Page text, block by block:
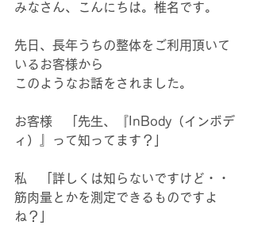
みなさん、こんにちは。椎名です。
先日、長年うちの整体をご利用頂いて
いるお客様から
このようなお話をされました。
お客様　「先生、『InBody（インボデ
ィ）』って知ってます？」
私　「詳しくは知らないですけど・・
筋肉量とかを測定できるものですよ
ね？」